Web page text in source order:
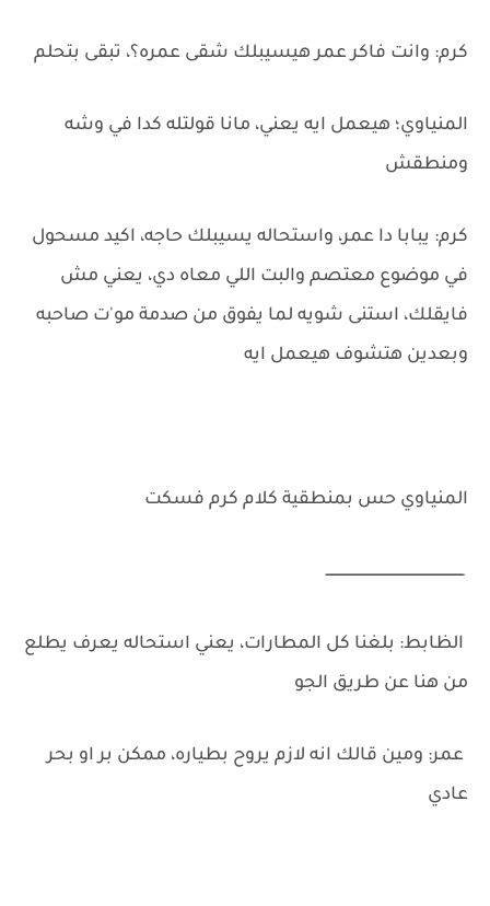
كرم: وانت فاكر عمر هيسيبلك شقى عمره؟، تبقى بتحلم
المنياوي؛ هيعمل ايه يعني، مانا قولتله كدا في وشه
ومنطقش
كرم: يبابا دا عمر، واستحاله يسيبلك حاجه، اكيد مسحول
في موضوع معتصم والبت اللي معاه دي، يعني مش
فايقلك، استنى شويه لما يفوق من صدمة مو'ت صاحبه
وبعدين هتشوف هيعمل ايه
المنياوي حس بمنطقية كلام كرم فسكت
ـــــــــــــــــــــــــــــــــــــــــــــــــــــــــــــــ
‏الظابط: بلغنا كل المطارات، يعني استحاله يعرف يطلع
من هنا عن طريق الجو
‏عمر: ومين قالك انه لازم يروح بطياره، ممكن بر او بحر
عادي